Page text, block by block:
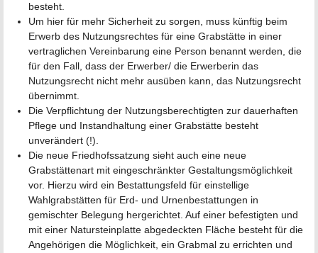
besteht.
Um hier für mehr Sicherheit zu sorgen, muss künftig beim
Erwerb des Nutzungsrechtes für eine Grabstätte in einer
vertraglichen Vereinbarung eine Person benannt werden, die
für den Fall, dass der Erwerber/ die Erwerberin das
Nutzungsrecht nicht mehr ausüben kann, das Nutzungsrecht
übernimmt.
Die Verpflichtung der Nutzungsberechtigten zur dauerhaften
Pflege und Instandhaltung einer Grabstätte besteht
unverändert (!).
Die neue Friedhofssatzung sieht auch eine neue
Grabstättenart mit eingeschränkter Gestaltungsmöglichkeit
vor. Hierzu wird ein Bestattungsfeld für einstellige
Wahlgrabstätten für Erd- und Urnenbestattungen in
gemischter Belegung hergerichtet. Auf einer befestigten und
mit einer Natursteinplatte abgedeckten Fläche besteht für die
Angehörigen die Möglichkeit, ein Grabmal zu errichten und